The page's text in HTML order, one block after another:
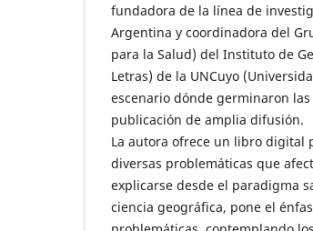
fundadora de la línea de
Argentina y coordinadora del
para la Salud) del Instituto de
Letras) de la UNCuyo
escenario dónde germinaron
publicación de amplia difusión.
La autora ofrece un libro digital
diversas problemáticas que
explicarse desde el paradigma
ciencia geográfica, pone el